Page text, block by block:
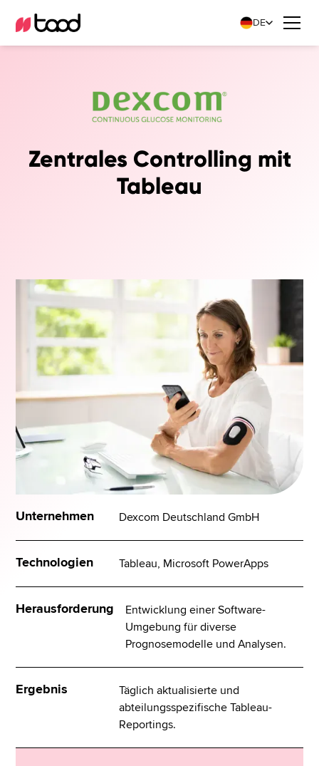
DE
Zentrales Controlling mit
Tableau
Unternehmen Dexcom Deutschland GmbH
Technologien Tableau, Microsoft PowerApps
Herausforderung
Entwicklung einer Software-
Umgebung für diverse
Prognosemodelle und Analysen.
Ergebnis
Täglich aktualisierte und
abteilungsspezifische Tableau-
Reportings.